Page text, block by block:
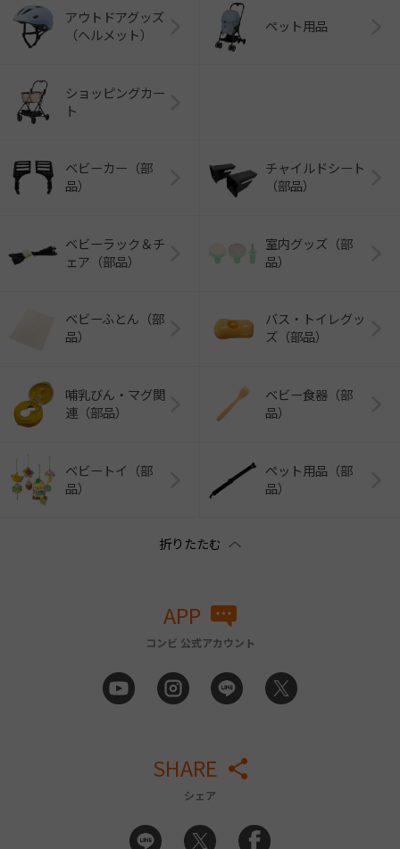
アウトドアグッズ
（ヘルメット）
ペット用品
ショッピングカー
ト
ベビーカー（部
品）
チャイルドシート
（部品）
ベビーラック＆チ
ェア（部品）
室内グッズ（部
品）
ベビーふとん（部
品）
バス・トイレグッ
ズ（部品）
哺乳びん・マグ関
連（部品）
ベビー食器（部
品）
ベビートイ（部
品）
ペット用品（部
品）
APP
コンビ 公式アカウント
SHARE
シェア